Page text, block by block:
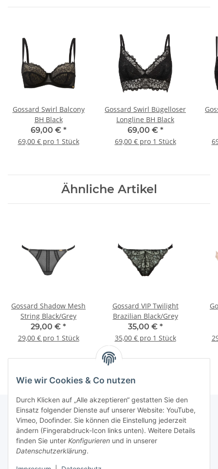
Wie wir Cookies & Co nutzen
Durch Klicken auf „Alle akzeptieren“ gestatten Sie den
Einsatz folgender Dienste auf unserer Website: YouTube,
Vimeo, Doofinder. Sie können die Einstellung jederzeit
ändern (Fingerabdruck-Icon links unten). Weitere Details
finden Sie unter Konfigurieren und in unserer
Datenschutzerklärung.
Gossard Swirl Balcony
BH Black
69,00 € *
69,00 € pro 1 Stück
Gossard Swirl Bügelloser
Longline BH Black
69,00 € *
69,00 € pro 1 Stück
Ähnliche Artikel
Gossard Shadow Mesh
String Black/Grey
29,00 € *
29,00 € pro 1 Stück
Gossard VIP Twilight
Brazilian Black/Grey
35,00 € *
35,00 € pro 1 Stück
Informationen
Gesetzliche Informationen